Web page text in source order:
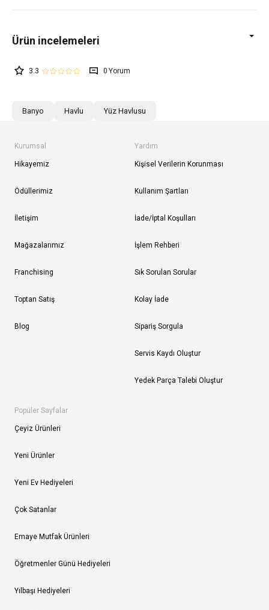
3.3 0
Banyo Havlu Yüz Havlusu
Kurumsal
Hikayemiz
Ödüllerimiz
İletişim
Mağazalarımız
Franchising
Toptan Satış
Blog
Yardım
Kişisel Verilerin Korunması
Kullanım Şartları
İade/İptal Koşulları
İşlem Rehberi
Sık Sorulan Sorular
Kolay İade
Sipariş Sorgula
Servis Kaydı Oluştur
Yedek Parça Talebi Oluştur
Popüler Sayfalar
Çeyiz Ürünleri
Yeni Ürünler
Yeni Ev Hediyeleri
Çok Satanlar
Emaye Mutfak Ürünleri
Öğretmenler Günü Hediyeleri
Yılbaşı Hediyeleri